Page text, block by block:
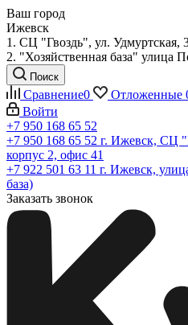
Ваш город
Ижевск
1. СЦ "Гвоздь", ул. Удмуртская,
2. "Хозяйственная база" улица
Поиск
Сравнение0 Отложенные
Войти
+7 950 168 65 52
+7 950 168 65 52 г. Ижевск, СЦ
корпус 2, офис 41
+7 922 501 63 11 г. Ижевск,
база)
Заказать звонок